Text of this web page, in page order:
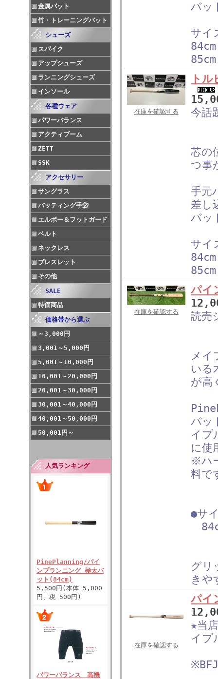
金属バット
竹・トレーニングバット
シューズ
スパイク
アップシューズ
ランニングシューズ
インソール
各種ウェア
パワーバランス
アクティブーム
ZETT
SSK
アクセサリー
サングラス
バッティング手袋
エルボー＆フットガード
ベルト
ネックレス
ブレスレット
その他
SALE
特価商品
価格帯から選ぶ
～3,000円
3,001～5,000円
5,001～10,000円
10,001～20,000円
20,001～30,000円
30,001～40,000円
40,001～50,000円
50,001円～
人気ランキング
PinePlanning/パイ
ンプランニング 極太バ
ット(84cm)
5,500円(本体 5,000
円、税 500円)
パワーバランス 高機
バッ
サイ
在庫を確認する
ト
今話
芯の
つ事
手元
差し
バッ
サイ
在庫を確認する
パイ
読売
メイ
いる
が高
バッ
イプ
に使
※ハ
料で
●サ
グリ
きや
在庫を確認する
パイ
★当
イプ